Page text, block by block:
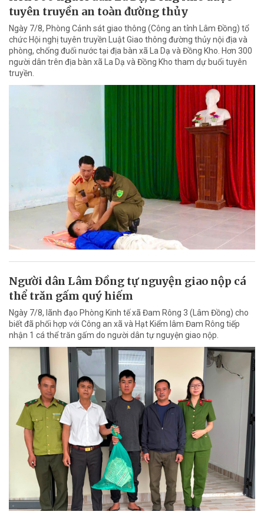
tuyên truyền an toàn đường thủy
Ngày 7/8, Phòng Cảnh sát giao thông (Công an tỉnh Lâm Đồng) tổ
chức Hội nghị tuyên truyền Luật Giao thông đường thủy nội địa và
phòng, chống đuối nước tại địa bàn xã La Dạ và Đồng Kho. Hơn 300
người dân trên địa bàn xã La Dạ và Đồng Kho tham dự buổi tuyên
truyền.
Người dân Lâm Đồng tự nguyện giao nộp cá
thể trăn gấm quý hiếm
Ngày 7/8, lãnh đạo Phòng Kinh tế xã Đam Rông 3 (Lâm Đồng) cho
biết đã phối hợp với Công an xã và Hạt Kiểm lâm Đam Rông tiếp
nhận 1 cá thể trăn gấm do người dân tự nguyện giao nộp.